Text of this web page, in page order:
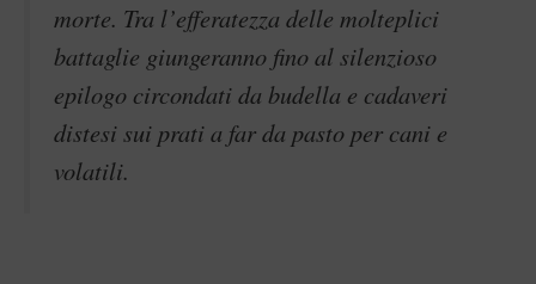
morte. Tra l’efferatezza delle molteplici
battaglie giungeranno fino al silenzioso
epilogo circondati da budella e cadaveri
distesi sui prati a far da pasto per cani e
volatili.